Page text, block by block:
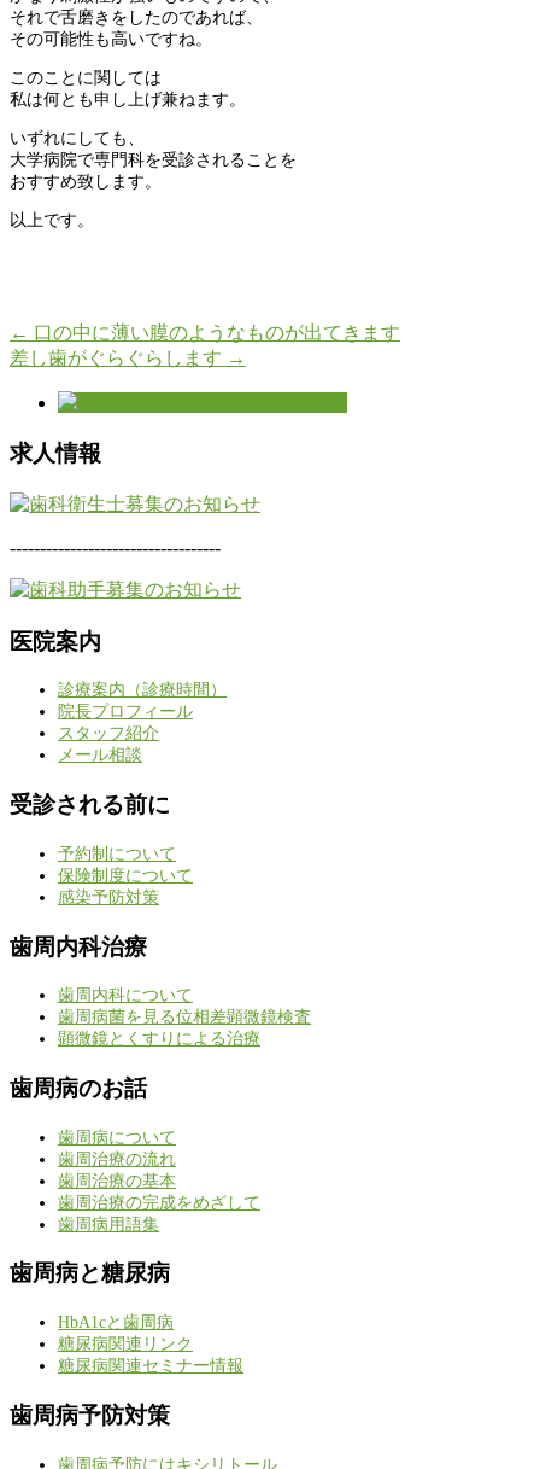
それで舌磨きをしたのであれば、
その可能性も高いですね。
このことに関しては
私は何とも申し上げ兼ねます。
いずれにしても、
大学病院で専門科を受診されることを
おすすめ致します。
以上です。
← 口の中に薄い膜のようなものが出てきます
差し歯がぐらぐらします →
求人情報
-----------------------------------
医院案内
診療案内（診療時間）
院長プロフィール
スタッフ紹介
メール相談
受診される前に
予約制について
保険制度について
感染予防対策
歯周内科治療
歯周内科について
歯周病菌を見る位相差顕微鏡検査
顕微鏡とくすりによる治療
歯周病のお話
歯周病について
歯周治療の流れ
歯周治療の基本
歯周治療の完成をめざして
歯周病用語集
歯周病と糖尿病
HbA1cと歯周病
糖尿病関連リンク
糖尿病関連セミナー情報
歯周病予防対策
歯周病予防にはキシリトール